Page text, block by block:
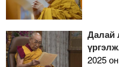
Далай
2025